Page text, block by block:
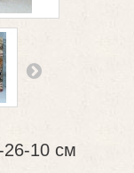
26-10 см